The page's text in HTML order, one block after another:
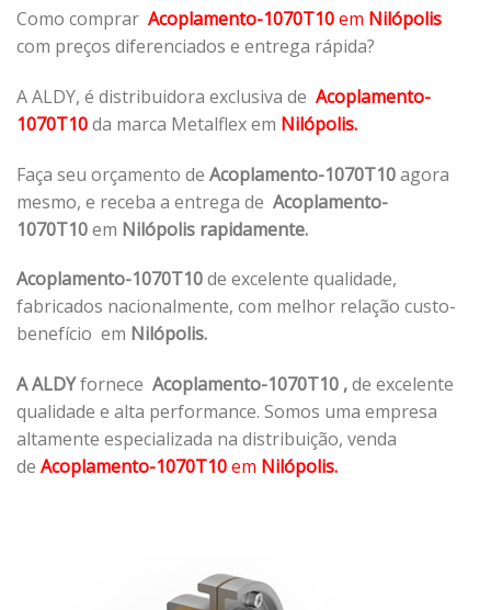
Como comprar Acoplamento-1070T10em Nilópolis
com preços diferenciados e entrega rápida?
A ALDY, é distribuidora exclusiva de Acoplamento-
1070T10da marca Metalflex em Nilópolis.
Faça seu orçamento de Acoplamento-1070T10agora
mesmo, e receba a entrega de Acoplamento-
1070T10em Nilópolis rapidamente.
Acoplamento-1070T10de excelente qualidade,
fabricados nacionalmente, com melhor relação custo-
benefício em Nilópolis.
A ALDYfornece Acoplamento-1070T10 ,de excelente
qualidade e alta performance. Somos uma empresa
altamente especializada na distribuição, venda
de Acoplamento-1070T10em Nilópolis.